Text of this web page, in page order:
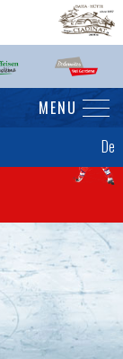
De
MENU